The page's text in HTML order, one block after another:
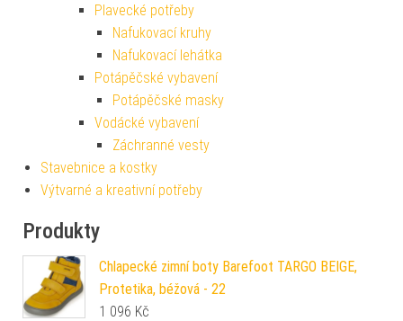
Plavecké potřeby
Nafukovací kruhy
Nafukovací lehátka
Potápěčské vybavení
Potápěčské masky
Vodácké vybavení
Záchranné vesty
Stavebnice a kostky
Výtvarné a kreativní potřeby
Produkty
Chlapecké zimní boty Barefoot TARGO BEIGE,
Protetika, béžová - 22
1 096 Kč